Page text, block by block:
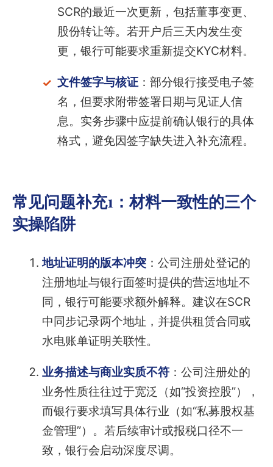
SCR的最近一次更新，包括董事变更、
股份转让等。若开户后三天内发生变
更，银行可能要求重新提交KYC材料。
文件签字与核证：部分银行接受电子签
名，但要求附带签署日期与见证人信
息。实务步骤中应提前确认银行的具体
格式，避免因签字缺失进入补充流程。
常见问题补充1：材料一致性的三个
实操陷阱
地址证明的版本冲突：公司注册处登记的
注册地址与银行面签时提供的营运地址不
同，银行可能要求额外解释。建议在SCR
中同步记录两个地址，并提供租赁合同或
水电账单证明关联性。
业务描述与商业实质不符：公司注册处的
业务性质往往过于宽泛（如“投资控股”），
而银行要求填写具体行业（如“私募股权基
金管理”）。若后续审计或报税口径不一
致，银行会启动深度尽调。